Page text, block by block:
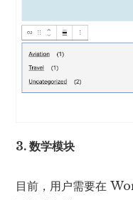
3. 数学模块
目前，用户需要在